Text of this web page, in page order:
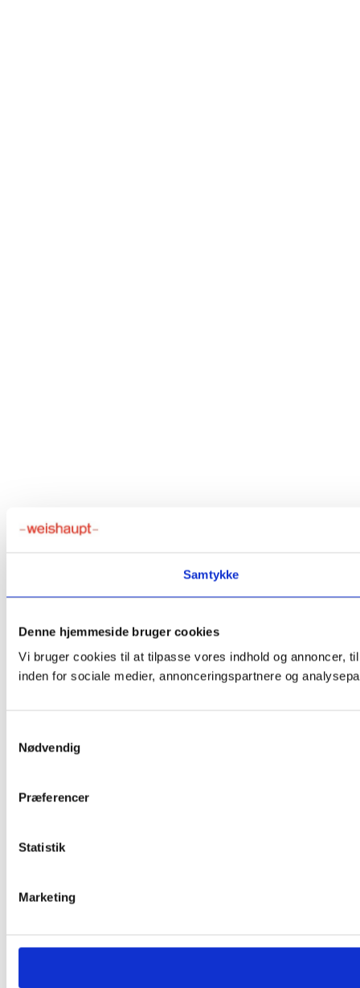
Samtykke
Denne hjemmeside bruger cookies
Vi bruger cookies til at tilpasse vores indhold og annoncer,
inden for sociale medier, annonceringspartnere og
Nødvendig
Præferencer
Statistik
Marketing